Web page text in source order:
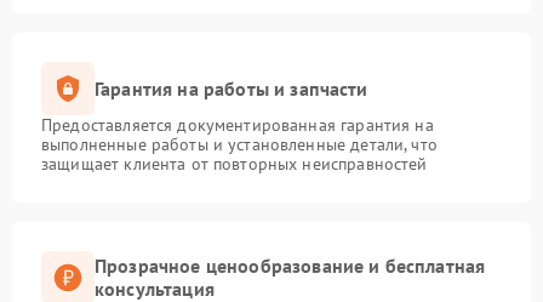
Гарантия на работы и запчасти
Предоставляется документированная гарантия на
выполненные работы и установленные детали, что
защищает клиента от повторных неисправностей
Прозрачное ценообразование и бесплатная
консультация